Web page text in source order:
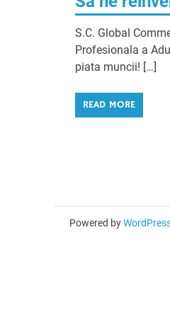
S.C. Global
Profesionala a
piata muncii! […]
READ MORE
Powered by